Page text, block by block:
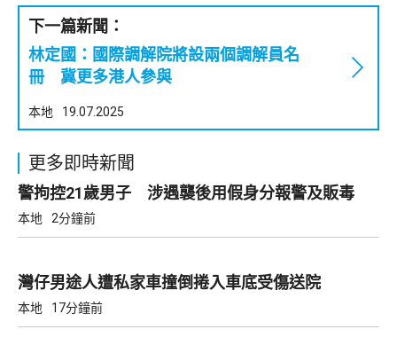
下一篇新聞：
林定國：國際調解院將設兩個調解員名
冊 冀更多港人參與
本地 19.07.2025
更多即時新聞
警拘控21歲男子 涉遇襲後用假身分報警及販毒
本地 2分鐘前
灣仔男途人遭私家車撞倒捲入車底受傷送院
本地 17分鐘前